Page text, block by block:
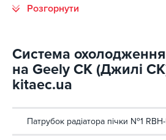
Система
на Geely CK (Джилі
kitaec.ua
Патрубок радіатора пічки №1